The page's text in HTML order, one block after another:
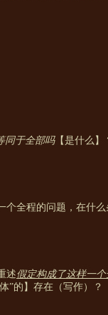
同于全部吗【是什么】
全程的问题，在什
述假定构成了这样一
”的】存在（写作）？